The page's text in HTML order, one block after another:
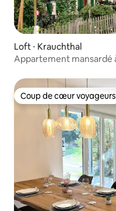
Loft ⋅ Krauchthal
Appartement mansardé
Coup de cœur voyageurs
Coup de cœur voyageurs